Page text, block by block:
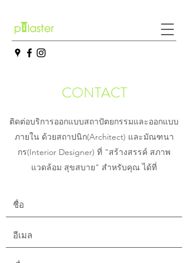
CONTACT
ติดต่อบริการออกแบบสถาปัตยกรรมและออกแบบ
ภายใน ด้วยสถาปนิก(Architect) และมัณฑนา
กร(Interior Designer) ที่ "สร้างสรรค์ สภาพ
แวดล้อม สุขสบาย" สำหรับคุณ ได้ที่